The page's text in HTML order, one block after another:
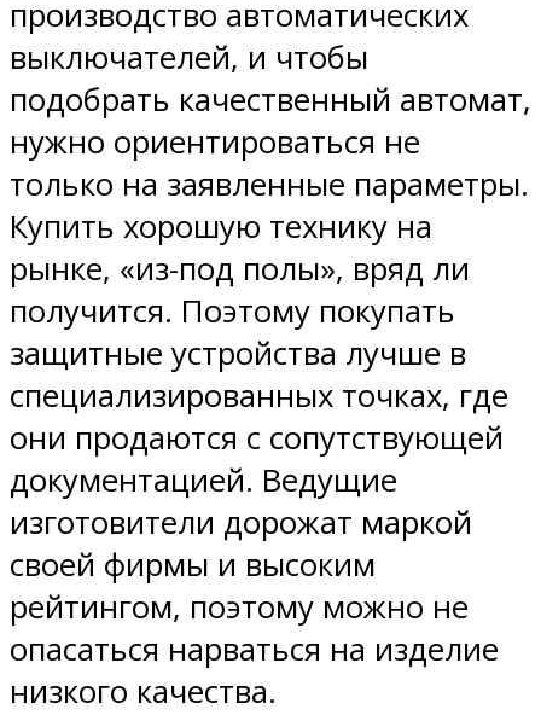
производство автоматических
выключателей, и чтобы
подобрать качественный автомат,
нужно ориентироваться не
только на заявленные параметры.
Купить хорошую технику на
рынке, «из-под полы», вряд ли
получится. Поэтому покупать
защитные устройства лучше в
специализированных точках, где
они продаются с сопутствующей
документацией. Ведущие
изготовители дорожат маркой
своей фирмы и высоким
рейтингом, поэтому можно не
опасаться нарваться на изделие
низкого качества.